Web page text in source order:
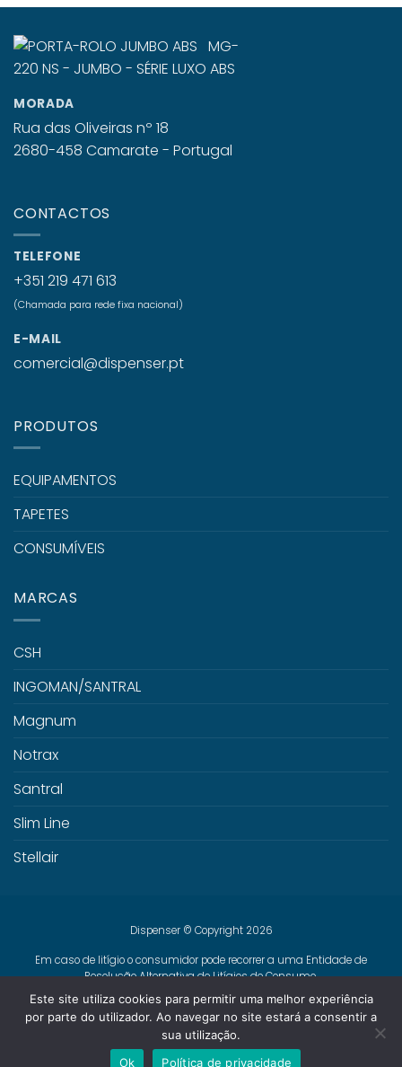
MORADA
Rua das Oliveiras nº 18
2680-458 Camarate - Portugal
CONTACTOS
TELEFONE
+351 219 471 613
(Chamada para rede fixa nacional)
E-MAIL
comercial@dispenser.pt
PRODUTOS
EQUIPAMENTOS
TAPETES
CONSUMÍVEIS
MARCAS
CSH
INGOMAN/SANTRAL
Magnum
Notrax
Santral
Slim Line
Stellair
Dispenser © Copyright 2026
Em caso de litígio o consumidor pode recorrer a uma Entidade de
Resolução Alternativa de Litígios de Consumo.
Centro de Arbitragem de Conflitos de Consumo de Lisboa
www.centroarbitragemlisboa.ptMais informações em Portal do
Consumidorwww.consumidor.pt
Livro de Reclamações Online
Este site utiliza cookies para permitir uma melhor experiência
por parte do utilizador. Ao navegar no site estará a consentir a
sua utilização.
Ok
Política de privacidade